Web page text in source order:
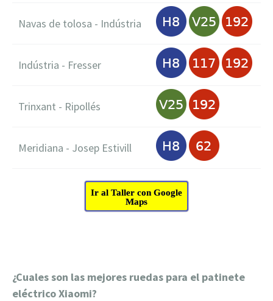
Navas de tolosa - Indústria
Indústria - Fresser
Trinxant - Ripollés
Meridiana - Josep Estivill
Ir al Taller con Google
Maps
¿Cuales son las mejores ruedas para el patinete
eléctrico Xiaomi?